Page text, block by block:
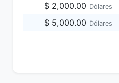
$ 2,000.00 Dólares
$ 5,000.00 Dólares